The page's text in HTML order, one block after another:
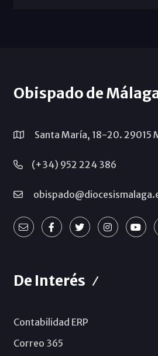
Obispado de
Santa María, 18-20. 29015
(+34) 952 224 386
De Interés
Contabilidad ERP
Correo 365